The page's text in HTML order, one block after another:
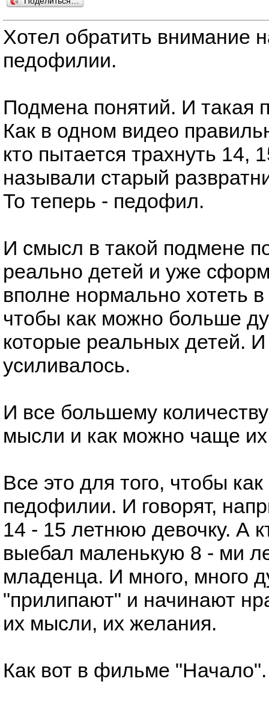
Хотел обратить внимание
педофилии.
Подмена понятий. И такая
Как в одном видео
кто пытается трахнуть
называли старый
То теперь - педофил.
И смысл в такой подмене
реально детей и уже
вполне нормально хотеть
чтобы как можно больше
которые реальных детей.
усиливалось.
И все большему
мысли и как можно чаще их
Все это для того, чтобы
педофилии. И говорят,
14 - 15 летнюю девочку. А
выебал маленькую 8 - ми
младенца. И много, много
"прилипают" и начинают
их мысли, их желания.
Как вот в фильме "Начало".